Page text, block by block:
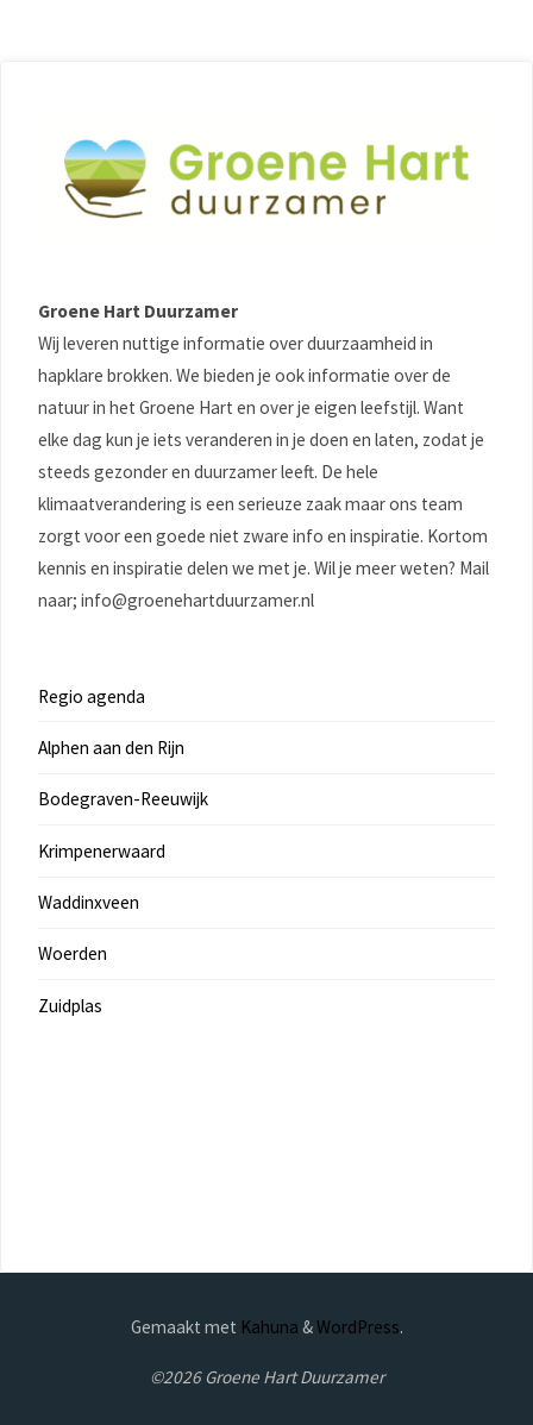
Groene Hart Duurzamer
Wij leveren nuttige informatie over duurzaamheid in
hapklare brokken. We bieden je ook informatie over de
natuur in het Groene Hart en over je eigen leefstijl. Want
elke dag kun je iets veranderen in je doen en laten, zodat je
steeds gezonder en duurzamer leeft. De hele
klimaatverandering is een serieuze zaak maar ons team
zorgt voor een goede niet zware info en inspiratie. Kortom
kennis en inspiratie delen we met je. Wil je meer weten? Mail
naar; info@groenehartduurzamer.nl
Regio agenda
Alphen aan den Rijn
Bodegraven-Reeuwijk
Krimpenerwaard
Waddinxveen
Woerden
Zuidplas
Gemaakt met Kahuna &WordPress.
©2026 Groene Hart Duurzamer